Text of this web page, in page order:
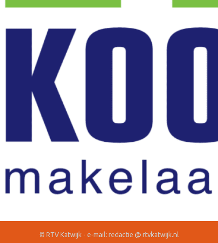
© RTV Katwijk - e-mail: redactie @ rtvkatwijk.nl